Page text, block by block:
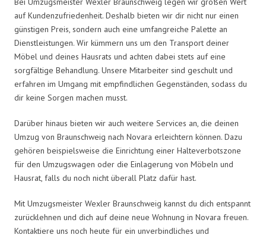
auf Kundenzufriedenheit. Deshalb bieten wir dir nicht nur einen
günstigen Preis, sondern auch eine umfangreiche Palette an
Dienstleistungen. Wir kümmern uns um den Transport deiner
Möbel und deines Hausrats und achten dabei stets auf eine
sorgfältige Behandlung. Unsere Mitarbeiter sind geschult und
erfahren im Umgang mit empfindlichen Gegenständen, sodass du
dir keine Sorgen machen musst.
Darüber hinaus bieten wir auch weitere Services an, die deinen
Umzug von Braunschweig nach Novara erleichtern können. Dazu
gehören beispielsweise die Einrichtung einer Halteverbotszone
für den Umzugswagen oder die Einlagerung von Möbeln und
Hausrat, falls du noch nicht überall Platz dafür hast.
Mit Umzugsmeister Wexler Braunschweig kannst du dich entspannt
zurücklehnen und dich auf deine neue Wohnung in Novara freuen.
Kontaktiere uns noch heute für ein unverbindliches und